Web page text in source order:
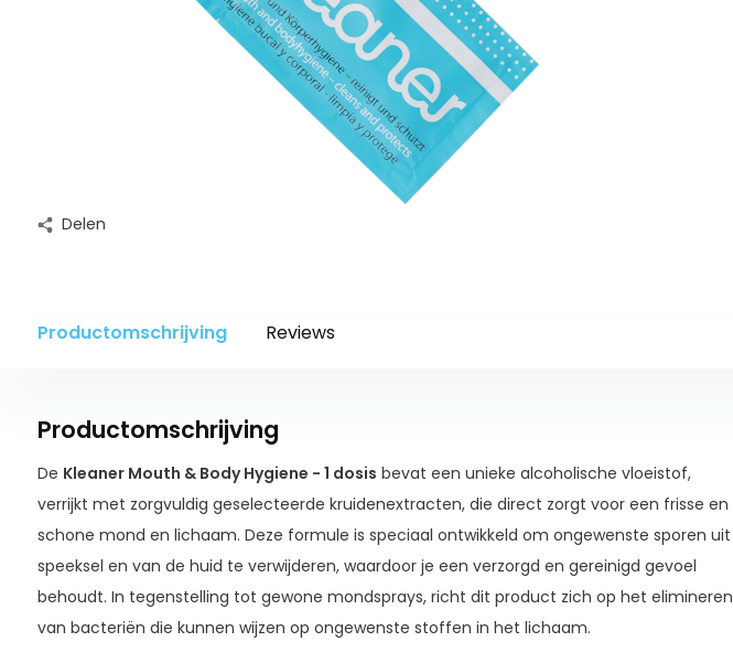
Delen
Productomschrijving Reviews
Productomschrijving
De Kleaner Mouth & Body Hygiene - 1 dosis bevat een unieke alcoholische vloeistof,
verrijkt met zorgvuldig geselecteerde kruidenextracten, die direct zorgt voor een frisse en
schone mond en lichaam. Deze formule is speciaal ontwikkeld om ongewenste sporen uit
speeksel en van de huid te verwijderen, waardoor je een verzorgd en gereinigd gevoel
behoudt. In tegenstelling tot gewone mondsprays, richt dit product zich op het elimineren
van bacteriën die kunnen wijzen op ongewenste stoffen in het lichaam.